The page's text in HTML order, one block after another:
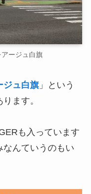
ージュ白旗
ジュ白旗」という
ます。
も入っています
なんていうのもい